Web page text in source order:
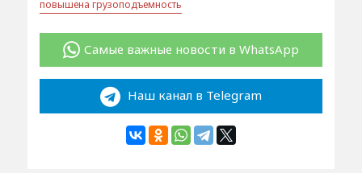
повышена грузоподъемность
Самые важные новости в WhatsApp
Наш канал в Telegram